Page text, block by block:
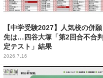
【中学受験2027】人気校の併願
先は…四谷大塚「第2回合不合判
定テスト」結果
2026.7.16